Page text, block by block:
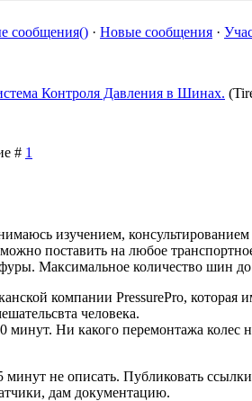
сообщения() · Новые сообщения ·
Контроля Давления в Шинах.
# 1
изучением,
поставить на любое транспортное
Максимальное количество шин
компании PressurePro, которая
человека.
минут. Ни какого перемонтажа колес
не описать. Публиковать
дам документацию.